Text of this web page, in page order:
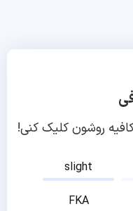
روشون کلیک کنی!
slight
FKA